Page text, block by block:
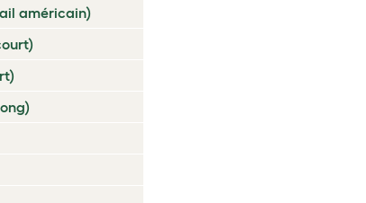
américain)